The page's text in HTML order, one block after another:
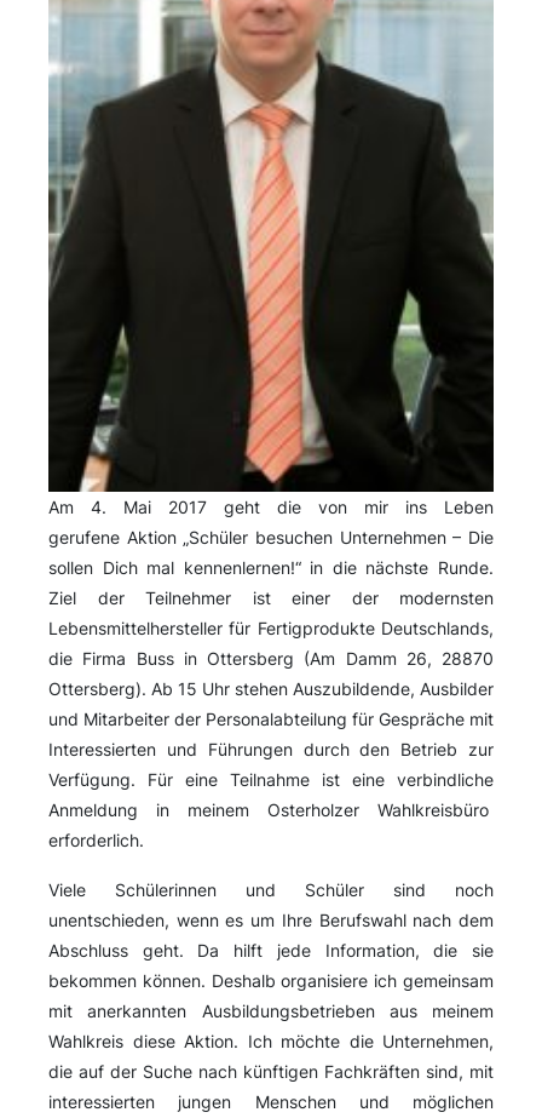
Am 4. Mai 2017 geht die von mir ins Leben
gerufene Aktion „Schüler besuchen Unternehmen – Die
sollen Dich mal kennenlernen!“ in die nächste Runde.
Ziel der Teilnehmer ist einer der modernsten
Lebensmittelhersteller für Fertigprodukte Deutschlands,
die Firma Buss in Ottersberg (Am Damm 26, 28870
Ottersberg). Ab 15 Uhr stehen Auszubildende, Ausbilder
und Mitarbeiter der Personalabteilung für Gespräche mit
Interessierten und Führungen durch den Betrieb zur
Verfügung. Für eine Teilnahme ist eine verbindliche
Anmeldung in meinem Osterholzer Wahlkreisbüro
erforderlich.
Viele Schülerinnen und Schüler sind noch
unentschieden, wenn es um Ihre Berufswahl nach dem
Abschluss geht. Da hilft jede Information, die sie
bekommen können. Deshalb organisiere ich gemeinsam
mit anerkannten Ausbildungsbetrieben aus meinem
Wahlkreis diese Aktion. Ich möchte die Unternehmen,
die auf der Suche nach künftigen Fachkräften sind, mit
interessierten jungen Menschen und möglichen